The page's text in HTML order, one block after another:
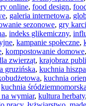
online, food design,
, galeria internetowa,
sezonowe, gry
, indeks glikemiczny,
, kampanie społeczne,
, kompostowanie domowe,
zwierząt, krajobraz
gruzińska, kuchnia
, kuchnia
kuchnia śródziemnomorska
wymiar, kultura herbaty,